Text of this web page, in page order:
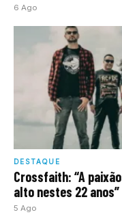
6 Ago
DESTAQUE
Crossfaith: “A
alto nestes 22 anos”
5 Ago